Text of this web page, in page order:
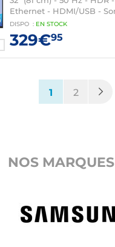
Ethernet - HDMI/USB -
DISPO : EN STOCK
329€95
1 (current)
2
NOS